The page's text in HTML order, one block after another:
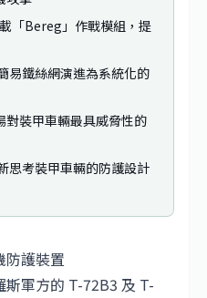
「Bereg」作戰模組，提
易鐵絲網演進為系統化的
對裝甲車輛最具威脅性的
思考裝甲車輛的防護設計
防護裝置
軍方的 T-72B3 及 T-